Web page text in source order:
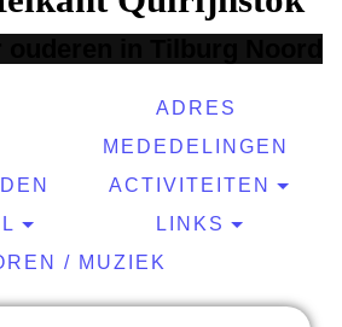
ADRES
MEDEDELINGEN
ACTIVITEITEN
LINKS
/ MUZIEK